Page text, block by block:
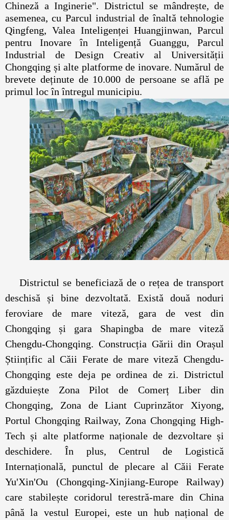
Chineză a Inginerie". Districtul se mândrește, de
asemenea, cu Parcul industrial de înaltă tehnologie
Qingfeng, Valea Inteligenței Huangjinwan, Parcul
pentru Inovare în Inteligență Guanggu, Parcul
Industrial de Design Creativ al Universității
Chongqing și alte platforme de inovare. Numărul de
brevete deținute de 10.000 de persoane se află pe
primul loc în întregul municipiu.
Districtul se beneficiază de o rețea de transport
deschisă și bine dezvoltată. Există două noduri
feroviare de mare viteză, gara de vest din
Chongqing și gara Shapingba de mare viteză
Chengdu-Chongqing. Construcția Gării din Orașul
Științific al Căii Ferate de mare viteză Chengdu-
Chongqing este deja pe ordinea de zi. Districtul
găzduiește Zona Pilot de Comerț Liber din
Chongqing, Zona de Liant Cuprinzător Xiyong,
Portul Chongqing Railway, Zona Chongqing High-
Tech și alte platforme naționale de dezvoltare și
deschidere. În plus, Centrul de Logistică
Internațională, punctul de plecare al Căii Ferate
Yu'Xin'Ou (Chongqing-Xinjiang-Europe Railway)
care stabilește coridorul terestră-mare din China
până la vestul Europei, este un hub național de